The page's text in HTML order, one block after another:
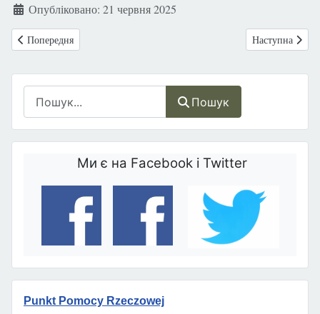
Пошук
Ми є на Facebook і Twitter
Punkt Pomocy Rzeczowej
Опубліковано: 21 червня 2025
Попередня стаття: Іван Павло II про покликання до батьківства:
Попередня Наступна
Наступна